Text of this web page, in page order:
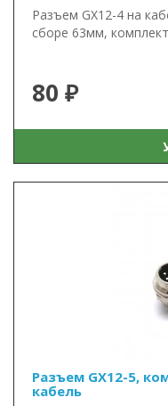
Разъем GX12-4 на
сборе 63мм,
80 ₽
Разъем GX12-5,
кабель